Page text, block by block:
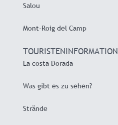
Salou
Mont-Roig del Camp
TOURISTENINFORMATION
La costa Dorada
Was gibt es zu sehen?
Strände